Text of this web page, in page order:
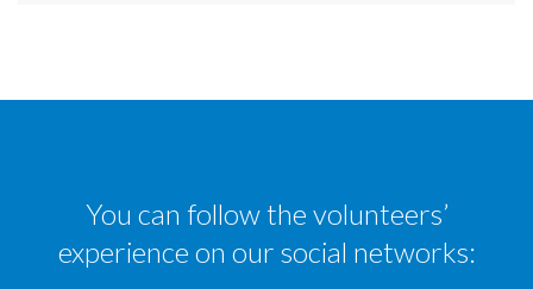
You can follow the volunteers’
experience on our social networks: